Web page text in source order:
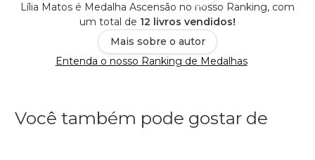
Lília Matos é Medalha Ascensão no nosso Ranking, com
um total de 12 livros vendidos!
Mais sobre o autor
Entenda o nosso Ranking de Medalhas
Você também pode gostar de